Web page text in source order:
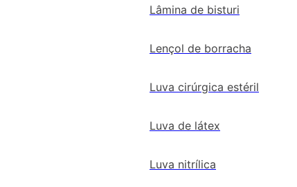
Lâmina de bisturi
Lençol de borracha
Luva cirúrgica estéril
Luva de látex
Luva nitrílica